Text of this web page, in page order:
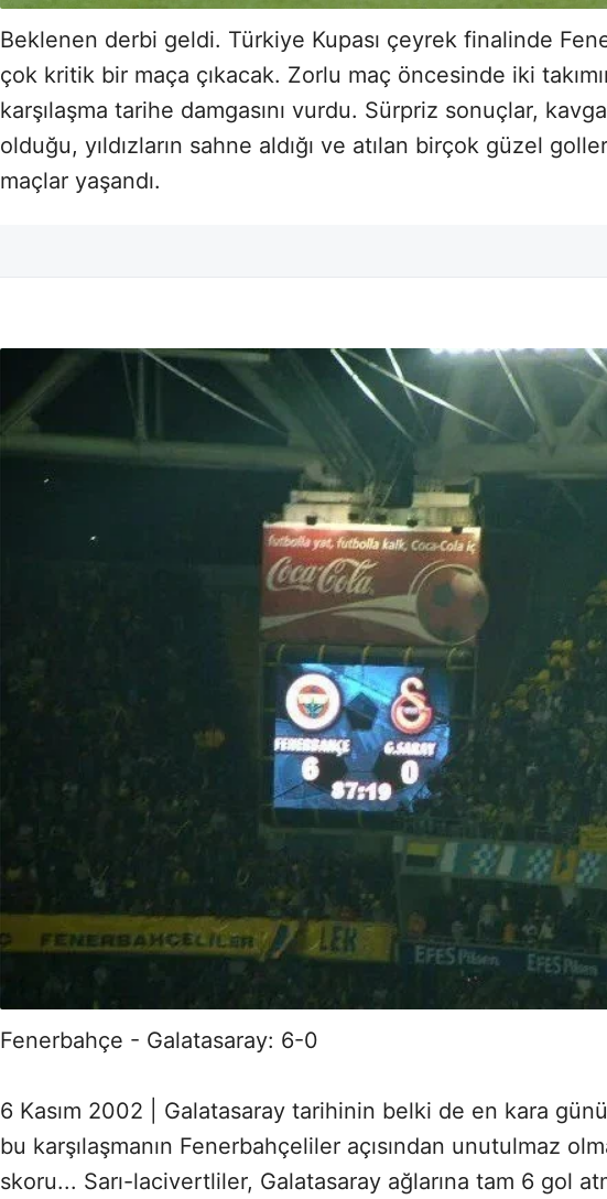
Beklenen derbi geldi. Türkiye Kupası çeyrek finalinde
çok kritik bir maça çıkacak. Zorlu maç öncesinde iki
karşılaşma tarihe damgasını vurdu. Sürpriz sonuçlar,
olduğu, yıldızların sahne aldığı ve atılan birçok güzel
maçlar yaşandı.
Fenerbahçe - Galatasaray: 6-0
6 Kasım 2002 | Galatasaray tarihinin belki de en kara
bu karşılaşmanın Fenerbahçeliler açısından unutulmaz
skoru... Sarı-lacivertliler, Galatasaray ağlarına tam 6 gol